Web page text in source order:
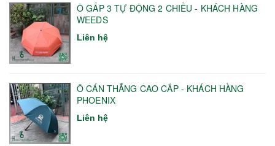
Ô GẤP 3 TỰ ĐỘNG 2 CHIỀU - KHÁCH HÀNG
WEEDS
Liên hệ
Ô CÁN THẲNG CAO CẤP - KHÁCH HÀNG
PHOENIX
Liên hệ